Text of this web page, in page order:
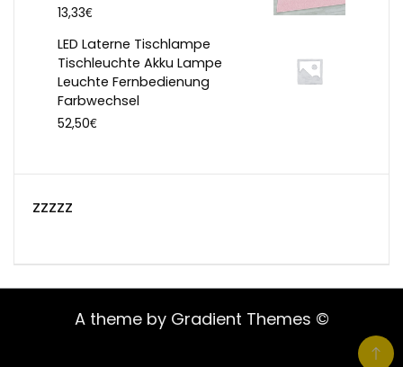
13,33€
LED Laterne Tischlampe
Tischleuchte Akku Lampe
Leuchte Fernbedienung
Farbwechsel
52,50€
zzzzz
A theme by Gradient Themes ©